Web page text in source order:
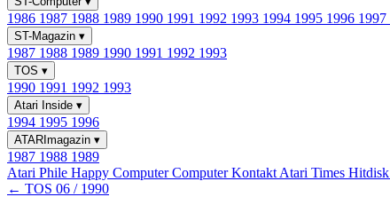
1986 1987 1988 1989 1990 1991 1992 1993 1994 1995 1996 1997
ST-Magazin ▾
1987 1988 1989 1990 1991 1992 1993
TOS ▾
1990 1991 1992 1993
Atari Inside ▾
1994 1995 1996
ATARImagazin ▾
1987 1988 1989
Atari Phile Happy ComputerComputer Kontakt Atari Times Hitdisk
← TOS 06 / 1990